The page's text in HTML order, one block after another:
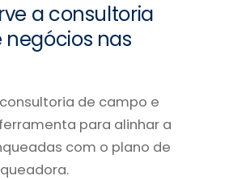
a consultoria
nas
de campo e
para alinhar a
com o plano de